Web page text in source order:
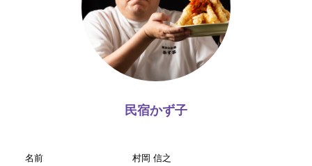
民宿かず子
名前
村岡 信之